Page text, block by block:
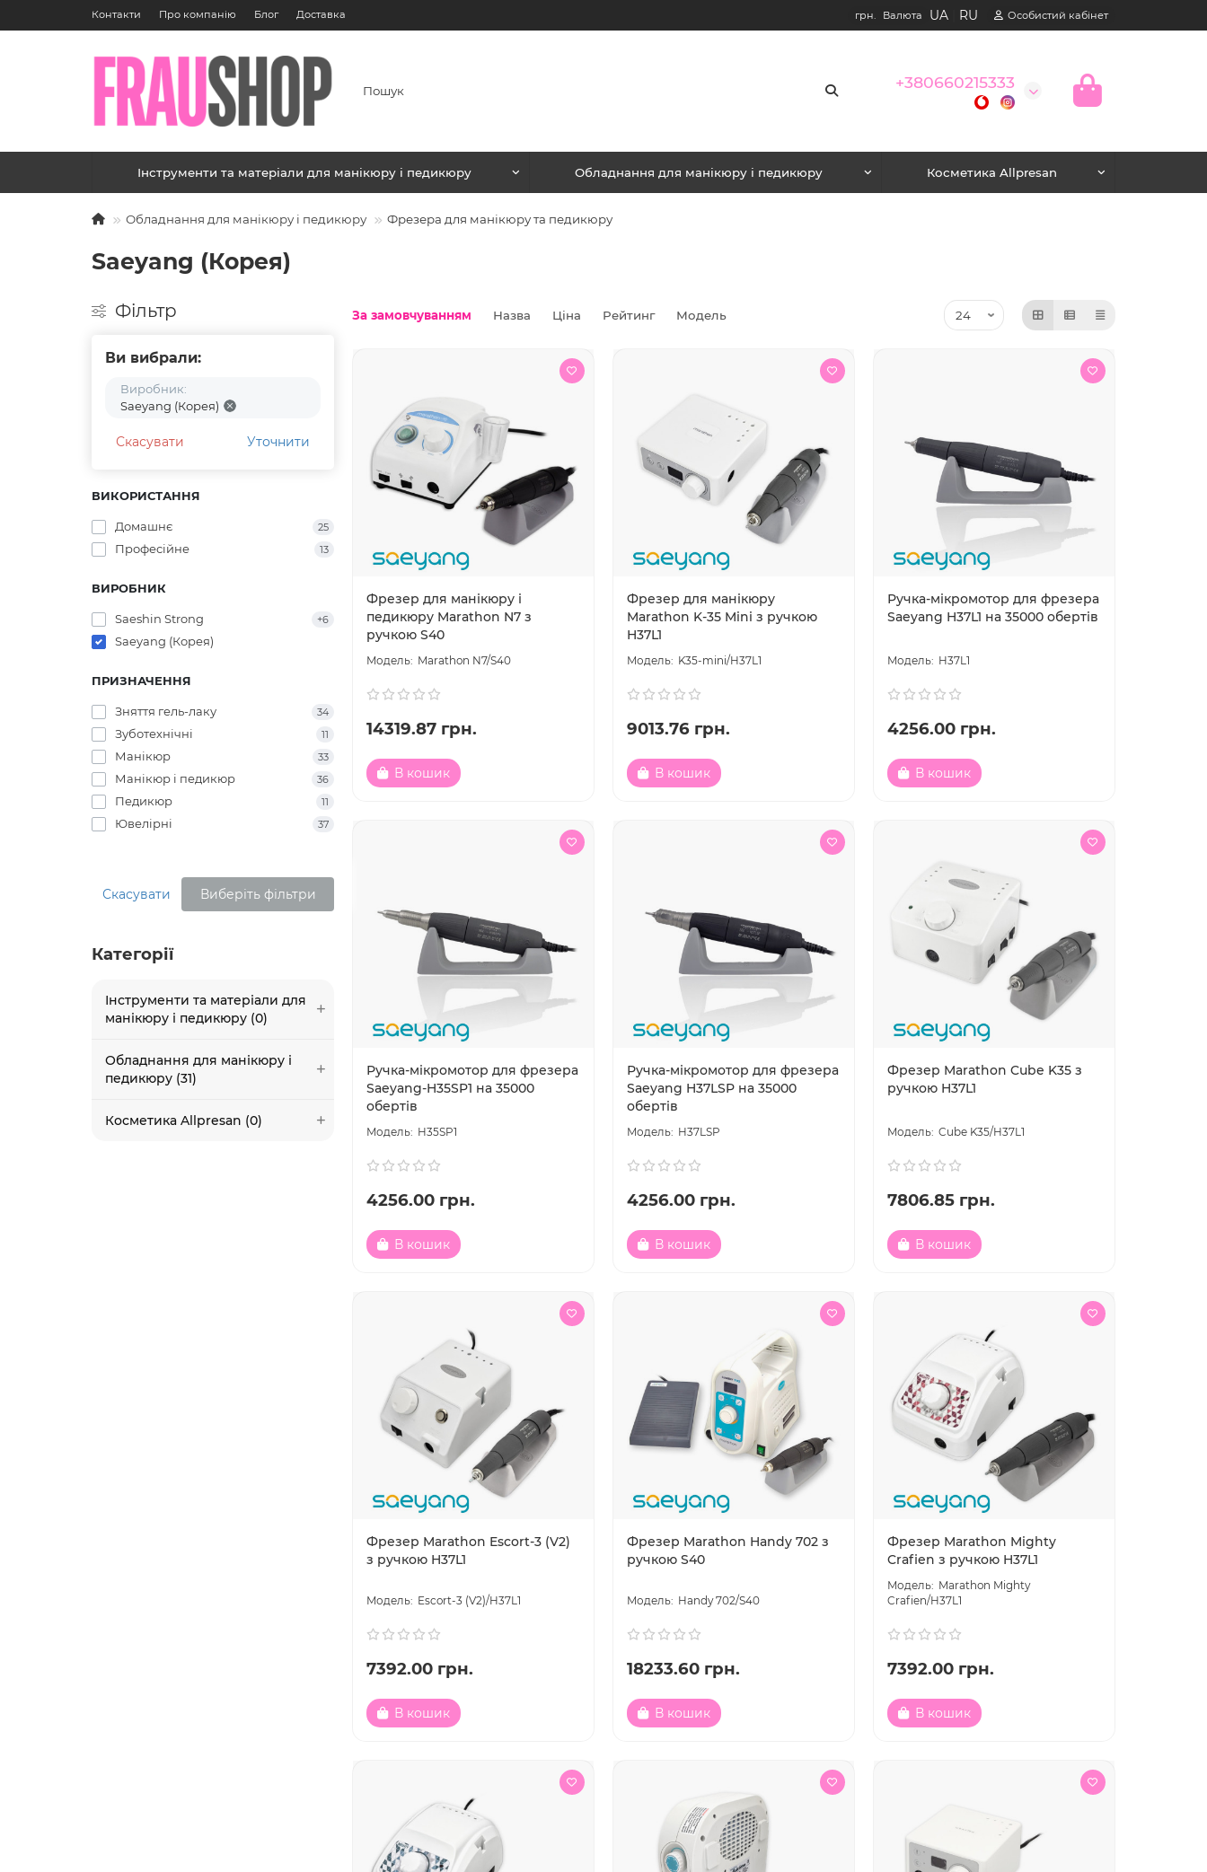
Контакти Про компанію Блог Доставка грн. Валюта UA RU Особистий кабінет
+380660215333
Інструменти та матеріали для манікюру і педикюру Обладнання для манікюру і педикюру Косметика Allpresan
Обладнання для манікюру і педикюру Фрезера для манікюру та педикюру
Saeyang (Корея)
Фільтр
Ви вибрали:
Виробник:
Saeyang (Корея)
Скасувати Уточнити
ВИКОРИСТАННЯ
Домашнє 25
Професійне 13
ВИРОБНИК
Saeshin Strong +6
Saeyang (Корея)
ПРИЗНАЧЕННЯ
Зняття гель-лаку 34
Зуботехнічні 11
Манікюр 33
Манікюр і педикюр 36
Педикюр 11
Ювелірні 37
Скасувати Виберіть фільтри
Категорії
Інструменти та матеріали для
манікюру і педикюру (0)
Обладнання для манікюру і
педикюру (31)
Косметика Allpresan (0)
За замовчуванням Назва Ціна Рейтинг Модель
Фрезер для манікюру і
педикюру Marathon N7 з
ручкою S40
Marathon N7/S40
14319.87 грн.
В кошик
Фрезер для манікюру
Marathon K-35 Mini з ручкою
H37L1
K35-mini/H37L1
9013.76 грн.
В кошик
Ручка-мікромотор для фрезера
Saeyang H37L1 на 35000 обертів
H37L1
4256.00 грн.
В кошик
Ручка-мікромотор для фрезера
Saeyang-H35SP1 на 35000
обертів
H35SP1
4256.00 грн.
В кошик
Ручка-мікромотор для фрезера
Saeyang H37LSP на 35000
обертів
H37LSP
4256.00 грн.
В кошик
Фрезер Marathon Cube K35 з
ручкою H37L1
Cube K35/H37L1
7806.85 грн.
В кошик
Фрезер Marathon Escort-3 (V2)
з ручкою H37L1
Escort-3 (V2)/H37L1
7392.00 грн.
В кошик
Фрезер Marathon Handy 702 з
ручкою S40
Handy 702/S40
18233.60 грн.
В кошик
Фрезер Marathon Mighty
Crafien з ручкою H37L1
Marathon Mighty
Crafien/H37L1
7392.00 грн.
В кошик